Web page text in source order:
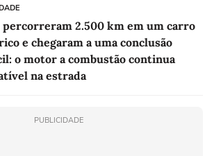
percorreram 2.500 km em um carro
e chegaram a uma conclusão
o motor a combustão continua
na estrada
PUBLICIDADE